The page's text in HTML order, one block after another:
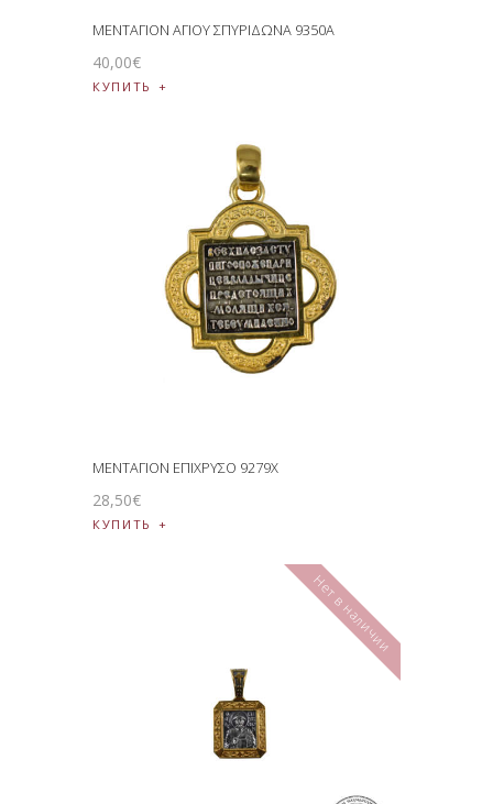
ΜΕΝΤΑΓΙΟΝ ΑΓΙΟΥ ΣΠΥΡΙΔΩΝΑ 9350Α
40,00€
КУПИТЬ
ΜΕΝΤΑΓΙΟΝ ΕΠΙΧΡΥΣΟ 9279Χ
28,50€
КУПИТЬ
Нет в наличии